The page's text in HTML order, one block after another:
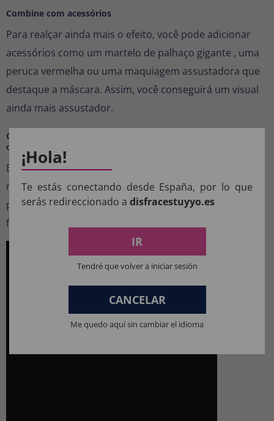
Combine com acessórios
Para realçar ainda mais o efeito, você pode adicionar
acessórios como um martelo de palhaço gigante , uma
peruca vermelha ou uma maquiagem assustadora que
destaque a máscara. Assim, você conseguirá um visual
ainda mais assustador.
Compre sua fantasia de palhaço assassino para crianças
online
Em nossa loja online de fantasias, você encontra este
modelo e muitas outras fantasias infantis de Halloween
pelo melhor preço. Faça seu pedido agora e receba a
fantasia do seu filho com segurança e rapidez.
¡Hola!
Te estás conectando desde España, por lo que
serás redireccionado a disfracestuyyo.es
IR
Tendré que volver a iniciar sesión
CANCELAR
Me quedo aquí sin cambiar el idioma